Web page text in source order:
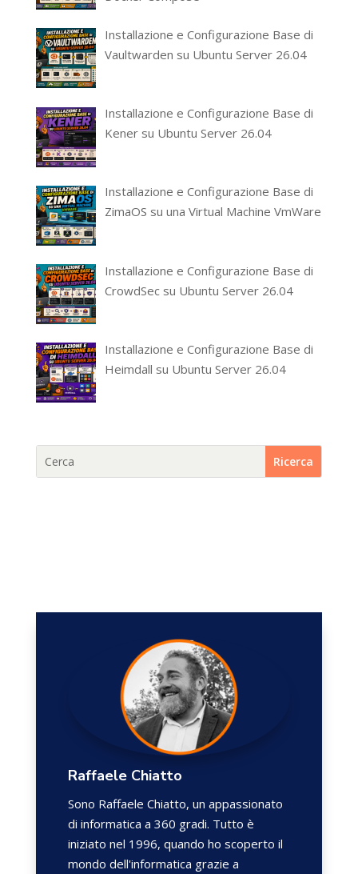
Installazione e Configurazione Base di
Vaultwarden su Ubuntu Server 26.04
Installazione e Configurazione Base di
Kener su Ubuntu Server 26.04
Installazione e Configurazione Base di
ZimaOS su una Virtual Machine VmWare
Installazione e Configurazione Base di
CrowdSec su Ubuntu Server 26.04
Installazione e Configurazione Base di
Heimdall su Ubuntu Server 26.04
Raffaele Chiatto
Sono Raffaele Chiatto, un appassionato
di informatica a 360 gradi. Tutto è
iniziato nel 1996, quando ho scoperto il
mondo dell'informatica grazie a